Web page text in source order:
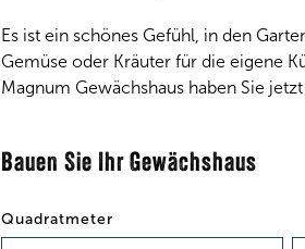
Es ist ein schönes Gefühl, in den
Gemüse oder Kräuter für die eigene
Magnum Gewächshaus haben Sie
Bauen Sie Ihr Gewächshaus
Quadratmeter